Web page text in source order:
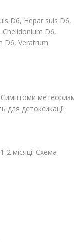
D6, Hepar suis D6,
Chelidonium D6,
D6, Veratrum
Симптоми
для детоксикації
2 місяці. Схема